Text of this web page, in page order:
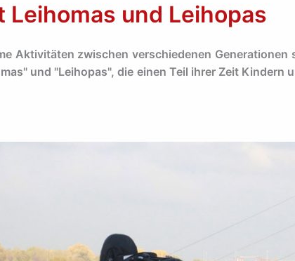
und Leihopas
Aktivitäten zwischen verschiedenen Generationen
und "Leihopas", die einen Teil ihrer Zeit Kindern